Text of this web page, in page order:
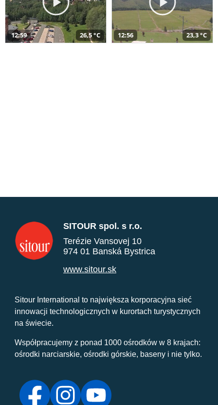
12:59 26,5 °C 12:56 23,3 °C
SITOUR spol. s r.o.
Terézie Vansovej 10
974 01 Banská Bystrica
www.sitour.sk
Sitour International to największa korporacyjna sieć
innowacji technologicznych w kurortach turystycznych
na świecie.
Współpracujemy z ponad 1000 ośrodków w 8 krajach:
ośrodki narciarskie, ośrodki górskie, baseny i nie tylko.